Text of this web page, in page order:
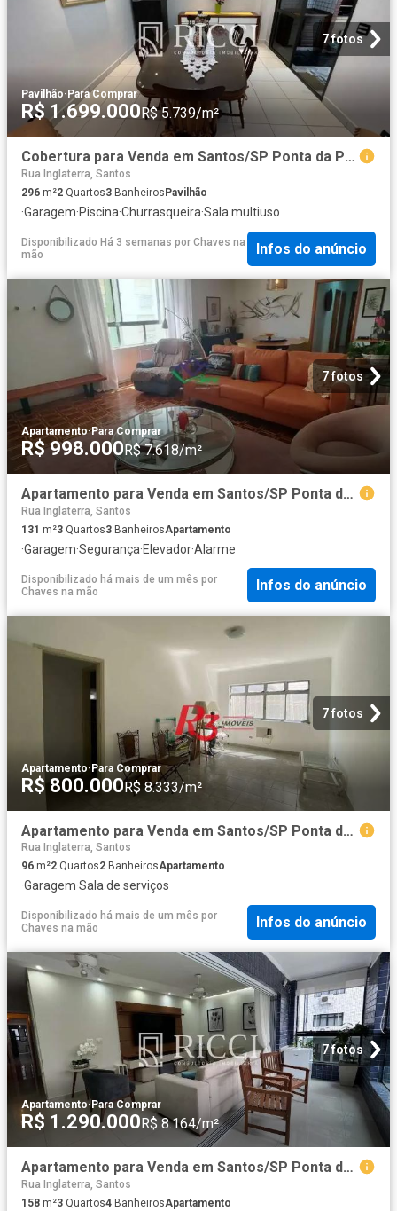
7 fotos
Pavilhão· Para Comprar
R$ 1.699.000R$ 5.739/m²
Cobertura para Venda em Santos/SP Ponta da Praia 2 Quartos
Rua Inglaterra, Santos
296 m²2 Quartos3 Banheiros Pavilhão
·Garagem·Piscina·Churrasqueira·Sala multiuso
Disponibilizado Há 3 semanas por Chaves na
mão
Infos do anúncio
7 fotos
Apartamento·Para Comprar
R$ 998.000R$ 7.618/m²
Apartamento para Venda em Santos/SP Ponta da Praia 3 Quartos
Rua Inglaterra, Santos
131 m²3 Quartos3 BanheirosApartamento
·Garagem·Segurança·Elevador·Alarme
Disponibilizado há mais de um mês por
Chaves na mão
Infos do anúncio
7 fotos
Apartamento·Para Comprar
R$ 800.000R$ 8.333/m²
Apartamento para Venda em Santos/SP Ponta da Praia 2 Quartos
Rua Inglaterra, Santos
96 m²2 Quartos2 BanheirosApartamento
·Garagem·Sala de serviços
Disponibilizado há mais de um mês por
Chaves na mão
Infos do anúncio
7 fotos
Apartamento·Para Comprar
R$ 1.290.000R$ 8.164/m²
Apartamento para Venda em Santos/SP Ponta da Praia 3 Quartos
Rua Inglaterra, Santos
158 m²3 Quartos4 BanheirosApartamento